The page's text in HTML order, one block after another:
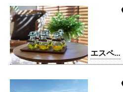
エスペ
ランサ